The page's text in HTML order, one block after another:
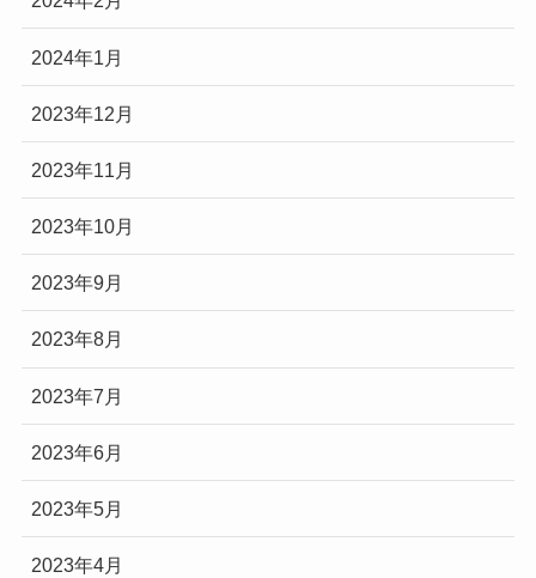
2024年1月
2023年12月
2023年11月
2023年10月
2023年9月
2023年8月
2023年7月
2023年6月
2023年5月
2023年4月